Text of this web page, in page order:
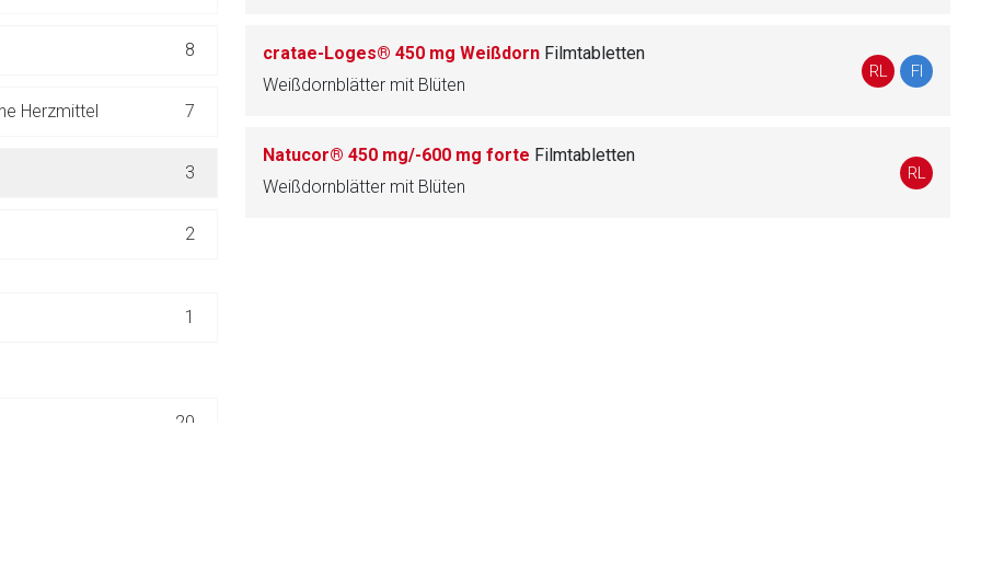
8
Herzmittel 7
3
2
1
20
cratae-Loges® 450 mg Weißdorn Filmtabletten
Weißdornblätter mit Blüten
RL FI
Natucor® 450 mg/-600 mg forte Filmtabletten
Weißdornblätter mit Blüten
RL
Ebenso gelten dort ggf. andere Datenschutzbestimmungen.
Zurück zur rote-liste.de Zur Seite